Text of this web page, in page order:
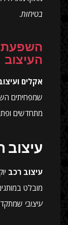
בטיחות.
השפעת
העיצוב
אקלים
שמפחיתים
מתחדשים
עיצוב
עיצוב רכב
מובלט
עיצובי